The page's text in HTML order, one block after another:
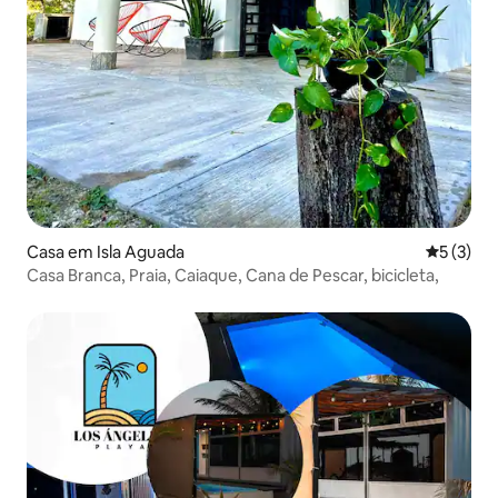
Casa em Isla Aguada
5 (3)
Casa Branca, Praia, Caiaque, Cana de Pescar, bicicleta,